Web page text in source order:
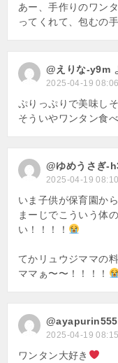
あー、手作りのワン
ってくれて、包むの
@えりな-y9m
2025-04-19 08:06
ぷりっぷりで美味し
そういやワンタン食
@ゆめうさぎ-
2025-04-19 08:10
いま子供が保育園か
まーじでこういう体
い！！！！
てかリュウジママの
ママぁ〜〜！！！！
2025-04-19 08:15
ワンタン大好き